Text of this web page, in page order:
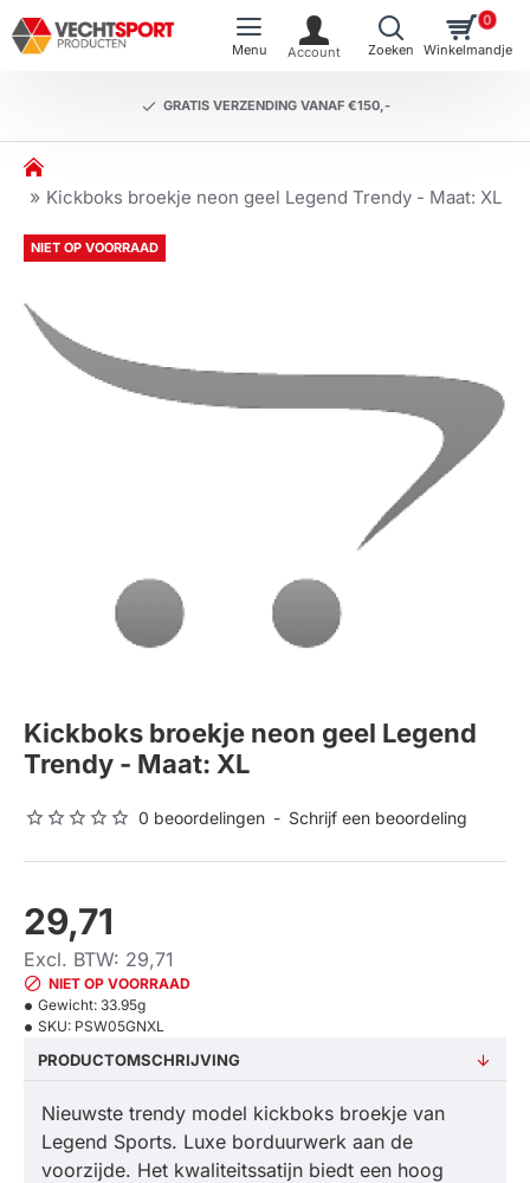
GRATIS VERZENDING VANAF €150,-
0
h
o
e
Kickboks broekje neon geel Legend Trendy - Maat: XL
NIET OP VOORRAAD
Kickboks broekje neon geel Legend
Trendy - Maat: XL
0 beoordelingen - Schrijf een beoordeling
29,71
Excl. BTW: 29,71
NIET OP VOORRAAD
Gewicht: 33.95g
SKU: PSW05GNXL
PRODUCTOMSCHRIJVING
Nieuwste trendy model kickboks broekje van
Legend Sports. Luxe borduurwerk aan de
voorzijde. Het kwaliteitssatijn biedt een hoog